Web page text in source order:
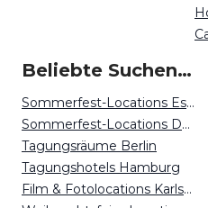
Beliebte Suchen auf Event Inc
Sommerfest-Locations Essen
Sommerfest-Locations Dortmund
Tagungsräume Berlin
Tagungshotels Hamburg
Film & Fotolocations Karlsruhe